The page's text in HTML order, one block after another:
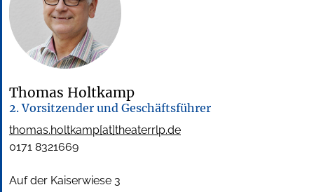
Thomas Holtkamp
2. Vorsitzender und Geschäftsführer
thomas.holtkamp[at]theaterrlp.de
0171 8321669
Auf der Kaiserwiese 3